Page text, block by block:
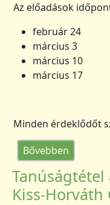
Az előadások
február 24
március 3
március 10
március 17
Minden érdeklődőt
Bővebben
Tanúságtétel
Kiss-Horváth